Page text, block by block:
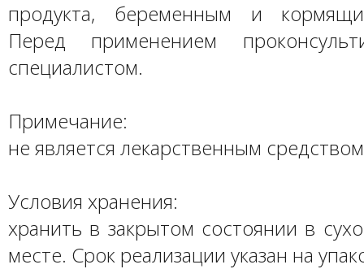
продукта, беременным и
Перед применением
специалистом.
Примечание:
не является лекарственным
Условия хранения:
хранить в закрытом состоянии в
месте. Срок реализации указан на